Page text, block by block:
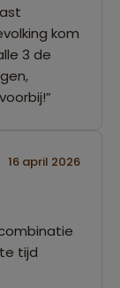
kom
3 de
16 april 2026
tijd